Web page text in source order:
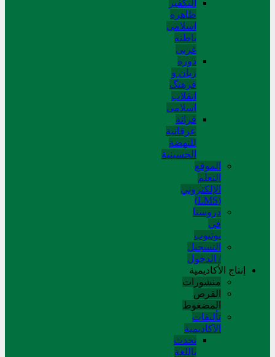
التکفیر
ظاهره
اسلامی
باطنه
غربی
دوره
زبان و
فرهنگ
انقلاب
اسلامی
قرائة
عرفانیة
للنهضة
الحسینیة
الموقع
التعلم
الإلکتروني
(LMS)
دروسنا
في
يوتيوب
التسجيل
/ الدخول
إنتاج الأكاديمية
منشورات
القرص
المضغوط
تألیفات
الآکادیمیة
تحدث
باللغة